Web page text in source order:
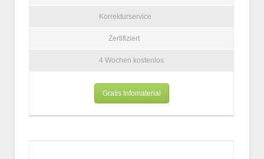
Korrekturservice
Zertifiziert
4 Wochen kostenlos
Gratis Infomaterial